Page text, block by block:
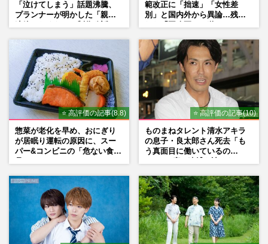
「泣けてしまう」話題沸騰、
プランナーが明かした「親に
範改正に「拙速」「女性差
別」と国内外から異論…残さ
⭐ 高評価の記事(8.8)
惣菜が老化を早め、おにぎり
が居眠り運転の原因に、スー
パー&コンビニの「危ない食
⭐ 高評価の記事(10)
ものまねタレント清水アキラ
の息子・良太郎さん死去「も
う真面目に働いているの